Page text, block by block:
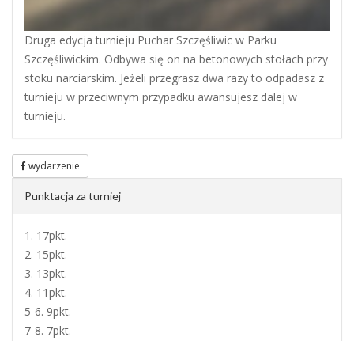
Druga edycja turnieju Puchar Szczęśliwic w Parku
Szczęśliwickim. Odbywa się on na betonowych stołach przy
stoku narciarskim. Jeżeli przegrasz dwa razy to odpadasz z
turnieju w przeciwnym przypadku awansujesz dalej w
turnieju.
wydarzenie
Punktacja za turniej
1. 17pkt.
2. 15pkt.
3. 13pkt.
4. 11pkt.
5-6. 9pkt.
7-8. 7pkt.